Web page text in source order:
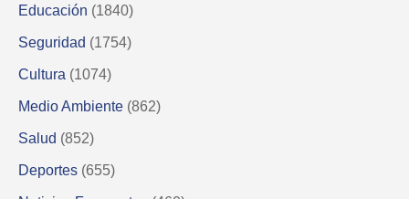
Educación (1840)
Seguridad (1754)
Cultura (1074)
Medio Ambiente (862)
Salud (852)
Deportes (655)